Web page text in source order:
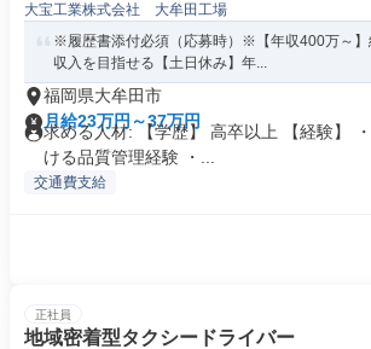
大宝工業株式会社 大牟田工場
※履歴書添付必須（応募時）※【年収400万～】
収入を目指せる【土日休み】年...
福岡県大牟田市
月給23万円～37万円
求める人材: 【学歴】 高卒以上 【経験】
ける品質管理経験 ・...
交通費支給
正社員
地域密着型タクシードライバー